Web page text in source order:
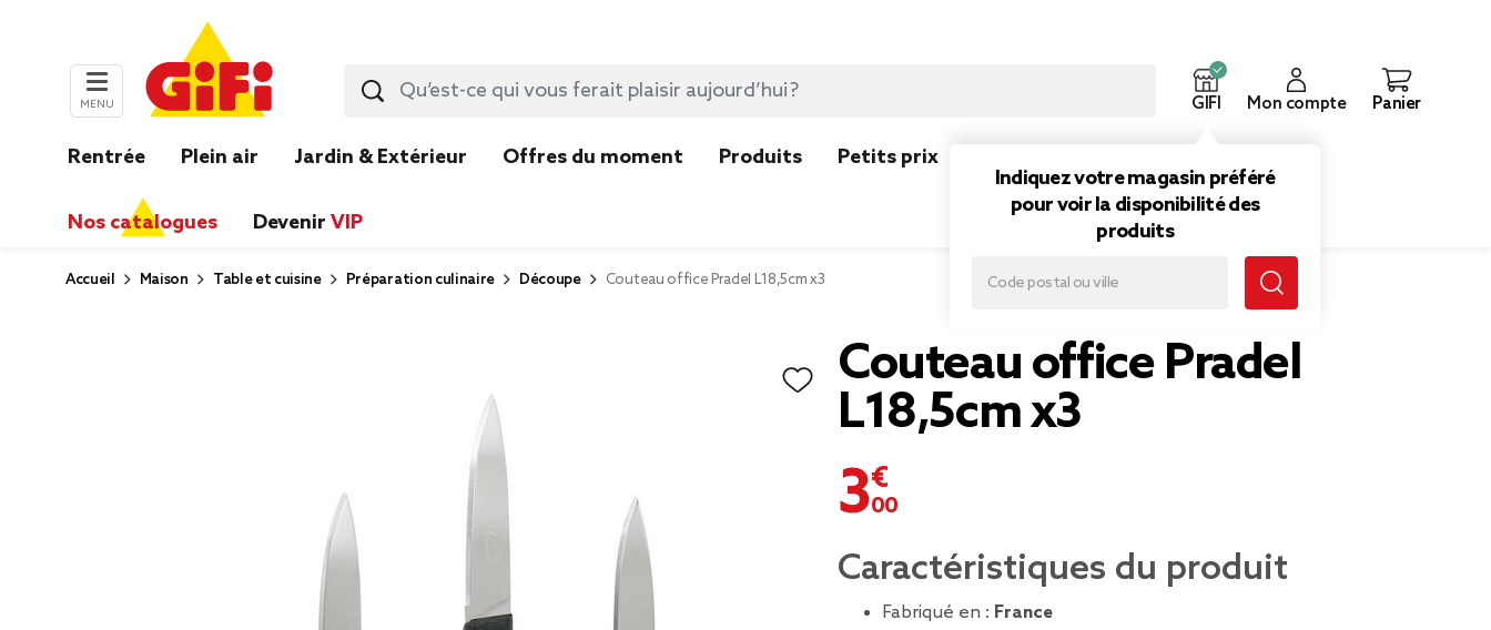
MENU GIFI
Indiquez votre magasin préféré
pour voir la disponibilité des
produits
Mon compte Panier
Rentrée Plein air Jardin & Extérieur Offres du moment Produits Petits prix
Nos catalogues Devenir VIP
Accueil Maison Table et cuisine Préparation culinaire Découpe Couteau office Pradel L18,5cm x3
Couteau office Pradel
L18,5cm x3
3,00 €
Caractéristiques du produit
Fabriqué en : France